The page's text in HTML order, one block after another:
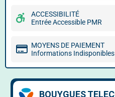
ACCESSIBILITÉ
Entrée Accessible PMR
MOYENS DE PAIEMENT
Informations Indisponibles